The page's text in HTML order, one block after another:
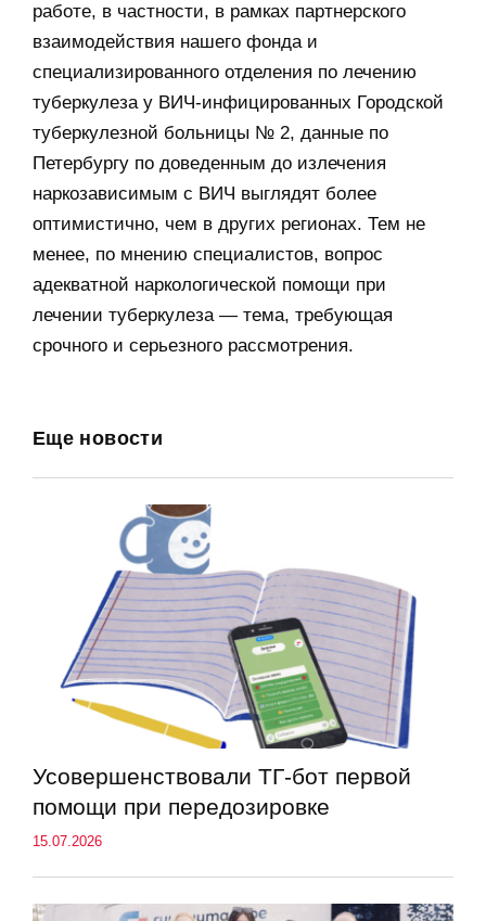
работе, в частности, в рамках партнерского
взаимодействия нашего фонда и
специализированного отделения по лечению
туберкулеза у ВИЧ-инфицированных Городской
туберкулезной больницы № 2, данные по
Петербургу по доведенным до излечения
наркозависимым с ВИЧ выглядят более
оптимистично, чем в других регионах. Тем не
менее, по мнению специалистов, вопрос
адекватной наркологической помощи при
лечении туберкулеза — тема, требующая
срочного и серьезного рассмотрения.
Еще новости
Усовершенствовали ТГ-бот первой
помощи при передозировке
15.07.2026